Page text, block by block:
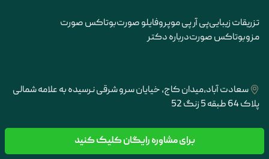
تزریقات زیباییپی آر پی موپروفایلو صورتبوتاکس صورت
مزوبوتاکس صورتدرباره دکتر
سعادت آباد،میدان کاج، خیایان سرو شرقی نرسیده به علامه شمالی
پلاک 64 طبقه 5 زنگ 52
جردن بالاتر از تقاطع حقانی خیابان کیش غربی پلاک 45 واحد 7
برای مشاوره رایگان کلیک کنید